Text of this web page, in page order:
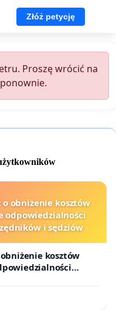
Złóż petycję
Proszę wrócić na
o obniżenie kosztów
odpowiedzialności
i sędziów
kosztów
i sędziów